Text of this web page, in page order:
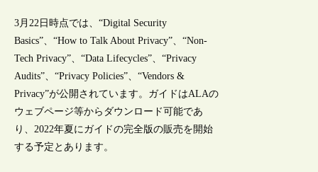
3月22日時点では、“Digital Security
Basics”、“How to Talk About Privacy”、“Non-
Tech Privacy”、“Data Lifecycles”、“Privacy
Audits”、“Privacy Policies”、“Vendors &
Privacy”が公開されています。ガイドはALAの
ウェブページ等からダウンロード可能であ
り、2022年夏にガイドの完全版の販売を開始
する予定とあります。